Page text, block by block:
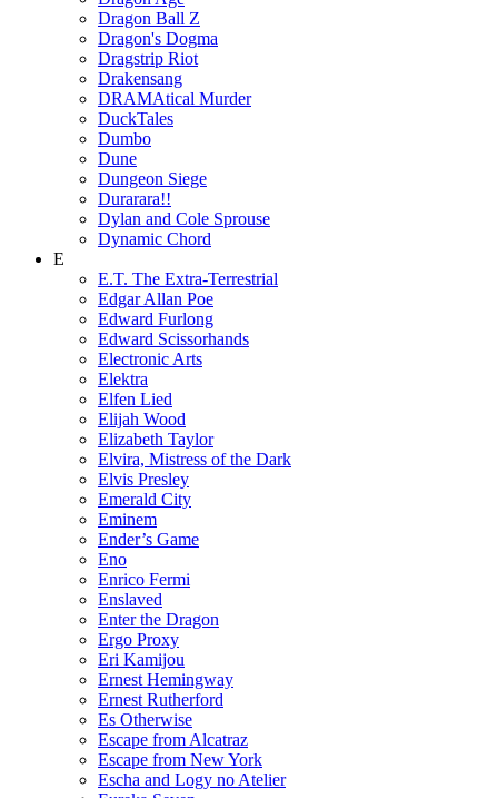
Dragon Ball Z
Dragon's Dogma
Dragstrip Riot
Drakensang
DRAMAtical Murder
DuckTales
Dumbo
Dune
Dungeon Siege
Durarara!!
Dylan and Cole Sprouse
Dynamic Chord
E
E.T. The Extra-Terrestrial
Edgar Allan Poe
Edward Furlong
Edward Scissorhands
Electronic Arts
Elektra
Elfen Lied
Elijah Wood
Elizabeth Taylor
Elvira, Mistress of the Dark
Elvis Presley
Emerald City
Eminem
Ender’s Game
Eno
Enrico Fermi
Enslaved
Enter the Dragon
Ergo Proxy
Eri Kamijou
Ernest Hemingway
Ernest Rutherford
Es Otherwise
Escape from Alcatraz
Escape from New York
Escha and Logy no Atelier